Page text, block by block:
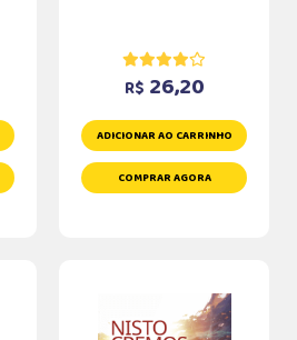
R$ 26,20
ADICIONAR AO CARRINHO
COMPRAR AGORA